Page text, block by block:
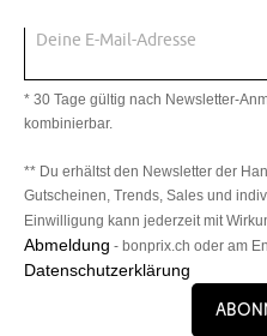
Deine E-Mail-Adresse
* 30 Tage gültig nach Newsletter-
kombinierbar.
** Du erhältst den Newsletter der
Gutscheinen, Trends, Sales und
Einwilligung kann jederzeit mit
Abmeldung - bonprix.ch oder am
Datenschutzerklärung